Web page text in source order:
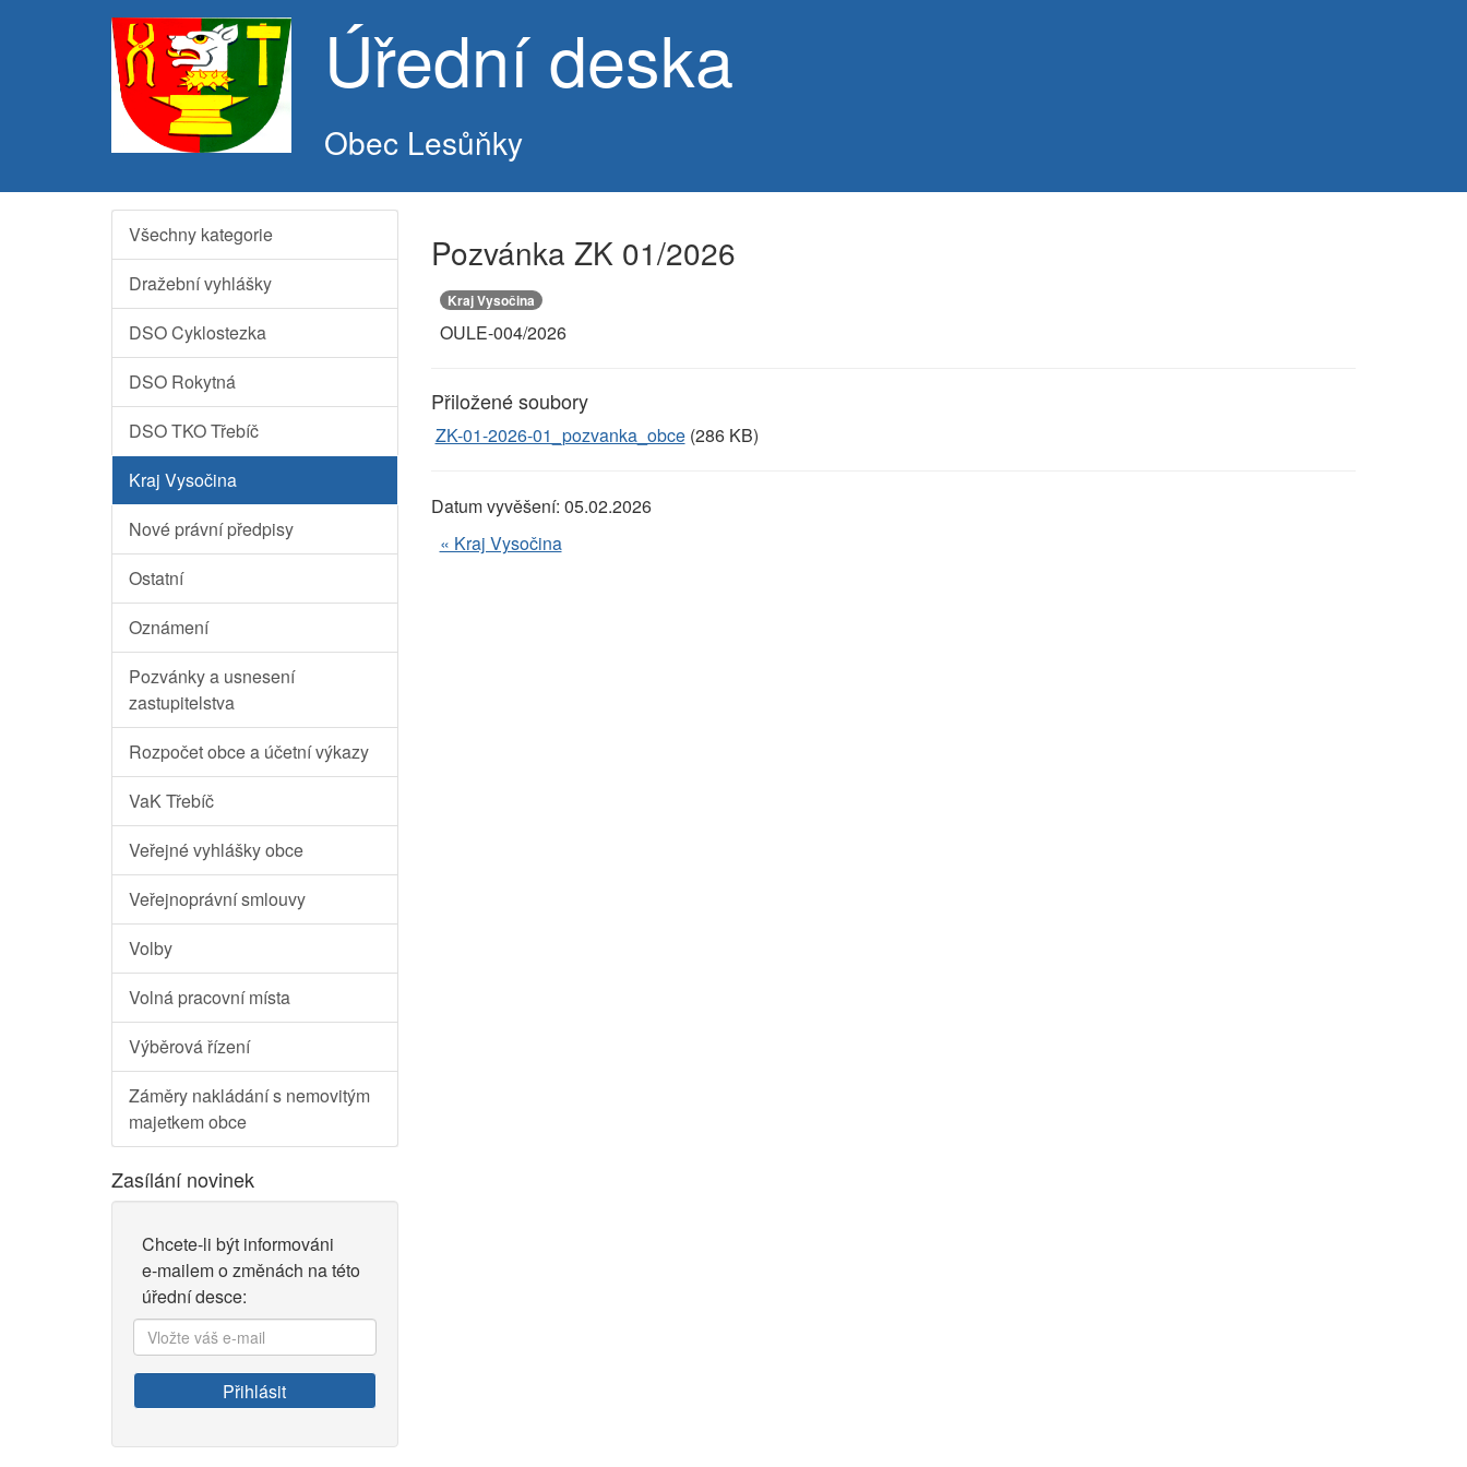
Úřední deska
Obec Lesůňky
Všechny kategorie
Dražební vyhlášky
DSO Cyklostezka
DSO Rokytná
DSO TKO Třebíč
Kraj Vysočina
Nové právní předpisy
Ostatní
Oznámení
Pozvánky a usnesení
zastupitelstva
Rozpočet obce a účetní výkazy
VaK Třebíč
Veřejné vyhlášky obce
Veřejnoprávní smlouvy
Volby
Volná pracovní místa
Výběrová řízení
Záměry nakládání s nemovitým
majetkem obce
Zasílání novinek
Chcete-li být informováni
e-mailem o změnách na této
úřední desce:
Vložte
váš
e-
mail:
Přihlásit
Pozvánka ZK 01/2026
Kraj Vysočina
OULE-004/2026
Přiložené soubory
ZK-01-2026-01_pozvanka_obce(286 KB)
Datum vyvěšení: 05.02.2026
« Kraj Vysočina